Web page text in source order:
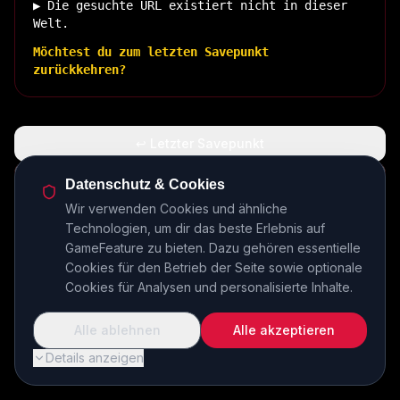
▶ Die gesuchte URL existiert nicht in dieser
Welt.
Möchtest du zum letzten Savepunkt
zurückkehren?
🏠 Zurück zur Basis
INSERT COIN TO CONTINUE...
Datenschutz & Cookies
Wir verwenden Cookies und ähnliche
Technologien, um dir das beste Erlebnis auf
GameFeature zu bieten. Dazu gehören essentielle
Cookies für den Betrieb der Seite sowie optionale
Cookies für Analysen und personalisierte Inhalte.
Details anzeigen
Alle ablehnen Alle akzeptieren